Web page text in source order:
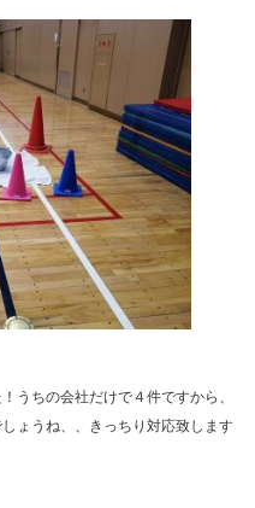
うちの会社だけで４件ですから、
ょうね、、きっちり対応致します